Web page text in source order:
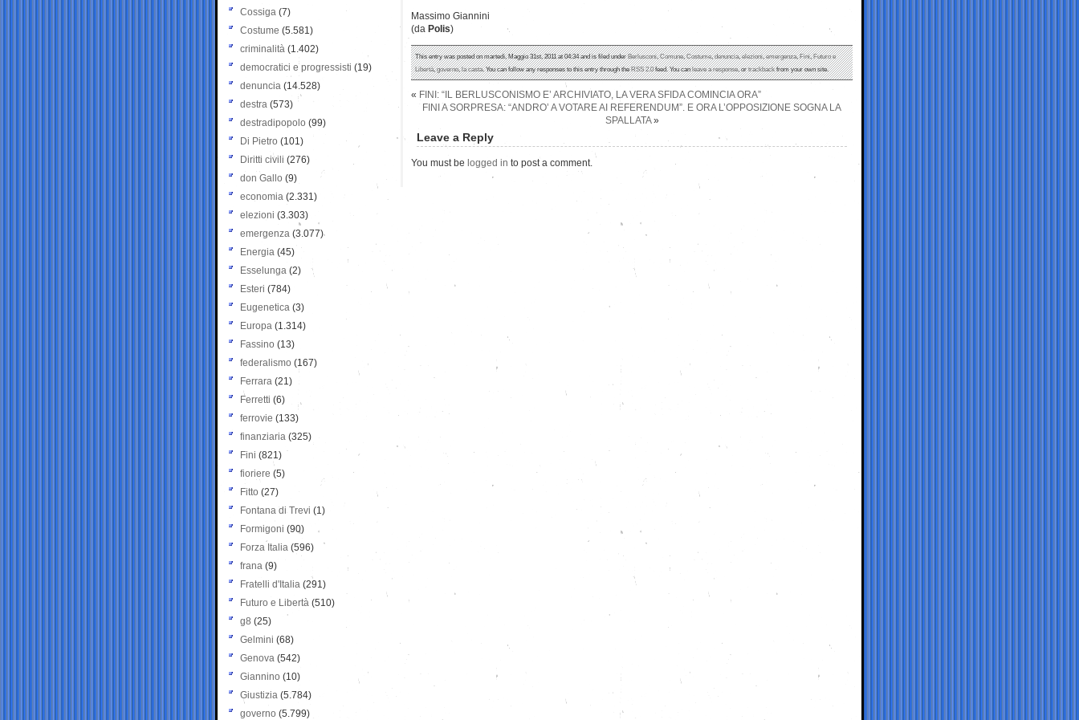
Massimo Giannini
(da Polis)
This entry was posted on martedì, Maggio 31st, 2011 at 04:34 and is filed underBerlusconi,Comune,Costume,denuncia,elezioni,emergenza,Fini,Futuro e
Libertà,governo,la casta. You can follow any responses to this entry through theRSS 2.0feed. You canleave a response, ortrackbackfrom your own site.
« FINI: “IL BERLUSCONISMO E’ ARCHIVIATO, LA VERA SFIDA COMINCIA ORA”
FINI A SORPRESA: “ANDRO’ A VOTARE AI REFERENDUM”. E ORA L’OPPOSIZIONE SOGNA LA
SPALLATA»
Leave a Reply
You must be logged in to post a comment.
Cossiga (7)
Costume (5.581)
criminalità (1.402)
democratici e progressisti (19)
denuncia (14.528)
destra (573)
destradipopolo (99)
Di Pietro (101)
Diritti civili (276)
don Gallo (9)
economia (2.331)
elezioni (3.303)
emergenza (3.077)
Energia (45)
Esselunga (2)
Esteri (784)
Eugenetica (3)
Europa (1.314)
Fassino (13)
federalismo (167)
Ferrara (21)
Ferretti (6)
ferrovie (133)
finanziaria (325)
Fini (821)
fioriere (5)
Fitto (27)
Fontana di Trevi (1)
Formigoni (90)
Forza Italia (596)
frana (9)
Fratelli d'Italia (291)
Futuro e Libertà (510)
g8 (25)
Gelmini (68)
Genova (542)
Giannino (10)
Giustizia (5.784)
governo (5.799)